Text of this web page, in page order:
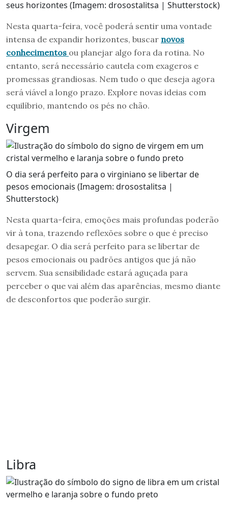
seus horizontes (Imagem: drosostalitsa | Shutterstock)
Nesta quarta-feira, você poderá sentir uma vontade
intensa de expandir horizontes, buscar novos
conhecimentos ou planejar algo fora da rotina. No
entanto, será necessário cautela com exageros e
promessas grandiosas. Nem tudo o que deseja agora
será viável a longo prazo. Explore novas ideias com
equilíbrio, mantendo os pés no chão.
Virgem
O dia será perfeito para o virginiano se libertar de
pesos emocionais (Imagem: drosostalitsa |
Shutterstock)
Nesta quarta-feira, emoções mais profundas poderão
vir à tona, trazendo reflexões sobre o que é preciso
desapegar. O dia será perfeito para se libertar de
pesos emocionais ou padrões antigos que já não
servem. Sua sensibilidade estará aguçada para
perceber o que vai além das aparências, mesmo diante
de desconfortos que poderão surgir.
Libra